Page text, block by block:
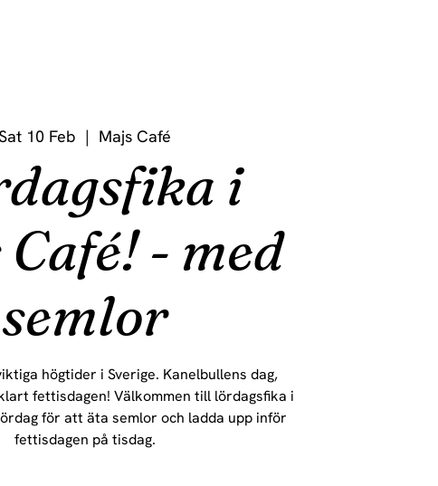
10 Feb
  |
Majs Café
i
- med
semlor
högtider i Sverige. Kanelbullens dag,
fettisdagen! Välkommen till lördagsfika i
för att äta semlor och ladda upp inför
fettisdagen på tisdag.